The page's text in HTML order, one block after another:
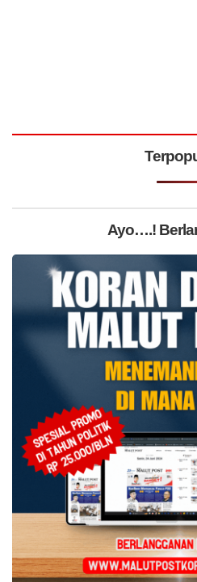
Ayo….!